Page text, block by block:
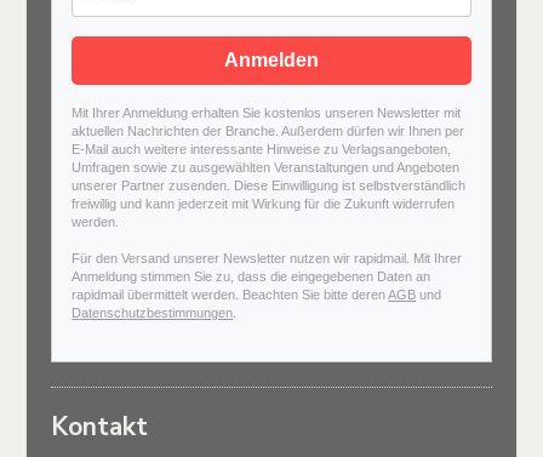
Anmelden
Mit Ihrer Anmeldung erhalten Sie kostenlos unseren Newsletter mit
aktuellen Nachrichten der Branche. Außerdem dürfen wir Ihnen per
E-Mail auch weitere interessante Hinweise zu Verlagsangeboten,
Umfragen sowie zu ausgewählten Veranstaltungen und Angeboten
unserer Partner zusenden. Diese Einwilligung ist selbstverständlich
freiwillig und kann jederzeit mit Wirkung für die Zukunft widerrufen
werden.
Für den Versand unserer Newsletter nutzen wir rapidmail. Mit Ihrer
Anmeldung stimmen Sie zu, dass die eingegebenen Daten an
rapidmail übermittelt werden. Beachten Sie bitte derenAGB und
Datenschutzbestimmungen
Kontakt